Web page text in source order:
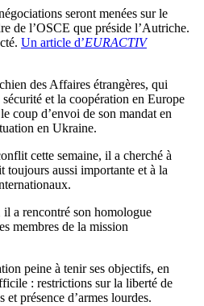
seront menées sur le
de l’OSCE que préside l’Autriche.
Un article d’EURACTIV
des Affaires étrangères, qui
et la coopération en Europe
coup d’envoi de son mandat en
en Ukraine.
cette semaine, il a cherché à
toujours aussi importante et à la
a rencontré son homologue
membres de la mission
peine à tenir ses objectifs, en
: restrictions sur la liberté de
présence d’armes lourdes.